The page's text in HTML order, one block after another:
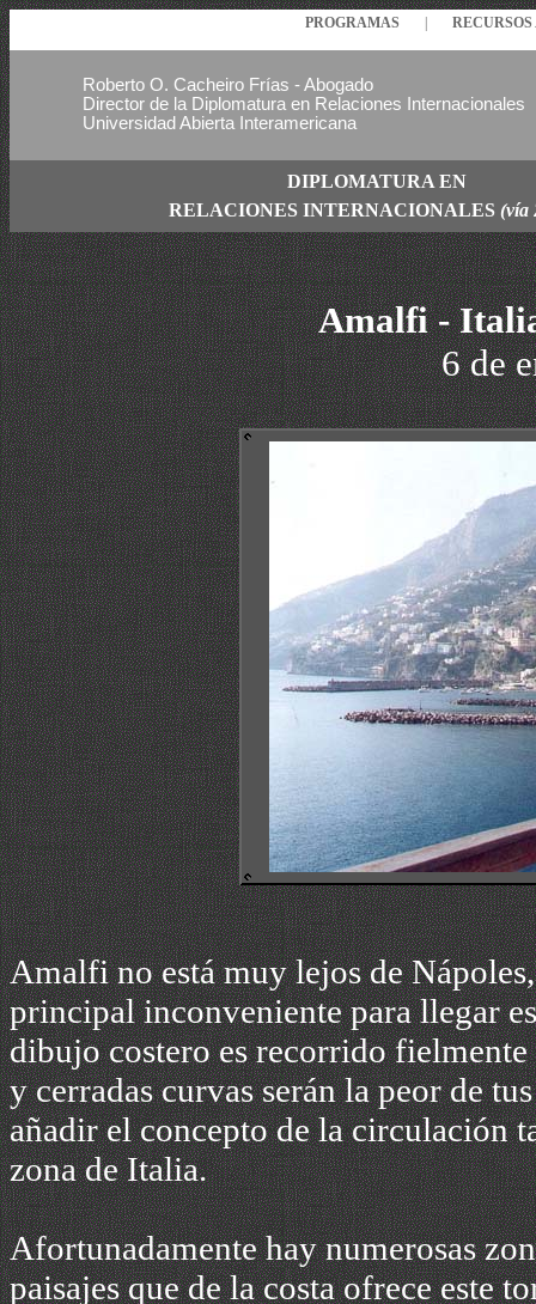
PROGRAMAS
Roberto O. Cacheiro Frías - Abogado
Director de la Diplomatura en Relaciones Internacionales
Universidad Abierta Interamericana
DIPLOMATURA EN
RELACIONES INTERNACIONALES (vía
Amalfi -
6 de
Amalfi no está muy lejos de
principal inconveniente para llegar
dibujo costero es recorrido
y cerradas curvas serán la peor de
añadir el concepto de la circulación
zona de Italia.
Afortunadamente hay numerosas
paisajes que de la costa ofrece este